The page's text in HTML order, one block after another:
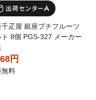
疋屋 銀座プチフルーツ
ト 8個 PGS-327 メーカー
円
無料